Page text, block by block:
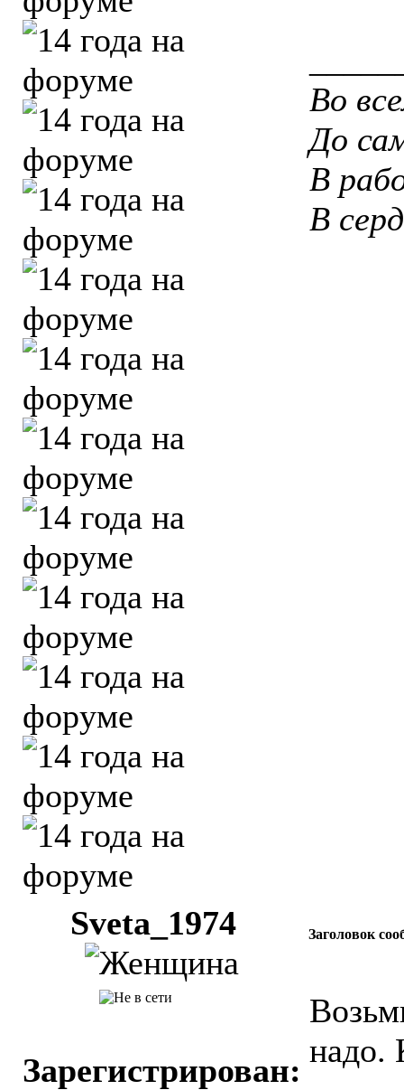
Во
До
В
В
Sveta_1974 Заголовок
Зарегистрирован:
надо.